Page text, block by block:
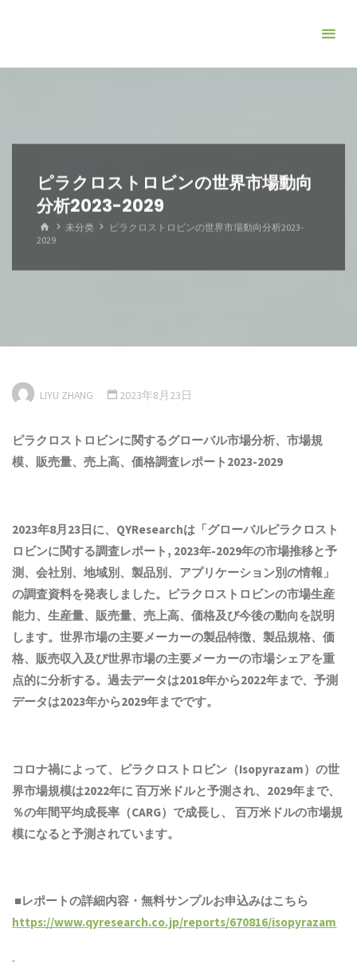
ピラクロストロビンの世界市場動向
分析2023-2029
ホ
ー
未分类
ピラクロストロビンの世界市場動向分析2023-
2029
LIYU ZHANG 2023年8月23日
ピラクロストロビンに関するグローバル市場分析、市場規
模、販売量、売上高、価格調査レポート2023-2029
2023年8月23日に、QYResearchは「グローバルピラクロスト
ロビンに関する調査レポート, 2023年-2029年の市場推移と予
測、会社別、地域別、製品別、アプリケーション別の情報 」
の調査資料を発表しました。ピラクロストロビンの市場生産
能力、生産量、販売量、売上高、価格及び今後の動向を説明
します。世界市場の主要メーカーの製品特徴、製品規格、価
格、販売収入及び世界市場の主要メーカーの市場シェアを重
点的に分析する。過去データは2018年から2022年まで、予測
データは2023年から2029年までです。
コロナ禍によって、ピラクロストロビン（Isopyrazam）の世
界市場規模は2022年に 百万米ドルと予測され、2029年まで、
％の年間平均成長率（CARG）で成長し、 百万米ドルの市場規
模になると予測されています。
■レポートの詳細内容・無料サンプルお申込みはこちら
https://www.qyresearch.co.jp/reports/670816/isopyrazam